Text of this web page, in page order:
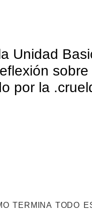
Unidad
por la
TERMINA TODO